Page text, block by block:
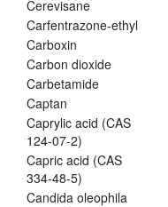
Cerevisane
Carfentrazone-ethyl
Carboxin
Carbon dioxide
Carbetamide
Captan
Caprylic acid (CAS
124-07-2)
Capric acid (CAS
334-48-5)
Candida oleophila